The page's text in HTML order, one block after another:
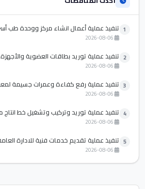
1 تنفيذ عملية أعمال انشاء مركز ووحدة طب
2 تنفيذ عملية توريد بطاقات العضوية
3 تنفيذ عملية رفع كفاءة وعمرات جسيمة
4 تنفيذ عملية توريد وتركيب وتشغيل خط
5 تنفيذ عملية تقديم خدمات فنية للادارة